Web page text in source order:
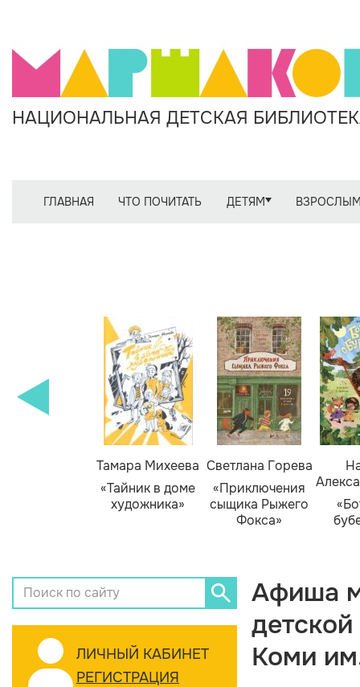
НАЦИОНАЛЬНАЯ ДЕТСКАЯ
ГЛАВНАЯ ЧТО ПОЧИТАТЬ ДЕТЯМ
Тамара Михеева
«Тайник в доме
художника»
Светлана Горева
«Приключения
сыщика Рыжего
Фокса»
ЛИЧНЫЙ КАБИНЕТ
РЕГИСТРАЦИЯ
Афиша
Коми